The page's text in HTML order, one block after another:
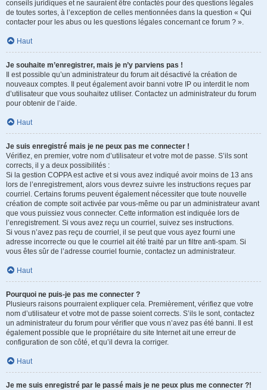
conseils juridiques et ne sauraient être contactés pour des questions légales
de toutes sortes, à l’exception de celles mentionnées dans la question « Qui
contacter pour les abus ou les questions légales concernant ce forum ? ».
Haut
Je souhaite m’enregistrer, mais je n’y parviens pas !
Il est possible qu’un administrateur du forum ait désactivé la création de
nouveaux comptes. Il peut également avoir banni votre IP ou interdit le nom
d’utilisateur que vous souhaitez utiliser. Contactez un administrateur du forum
pour obtenir de l’aide.
Haut
Je suis enregistré mais je ne peux pas me connecter !
Vérifiez, en premier, votre nom d’utilisateur et votre mot de passe. S’ils sont
corrects, il y a deux possibilités :
Si la gestion COPPA est active et si vous avez indiqué avoir moins de 13 ans
lors de l’enregistrement, alors vous devrez suivre les instructions reçues par
courriel. Certains forums peuvent également nécessiter que toute nouvelle
création de compte soit activée par vous-même ou par un administrateur avant
que vous puissiez vous connecter. Cette information est indiquée lors de
l’enregistrement. Si vous avez reçu un courriel, suivez ses instructions.
Si vous n’avez pas reçu de courriel, il se peut que vous ayez fourni une
adresse incorrecte ou que le courriel ait été traité par un filtre anti-spam. Si
vous êtes sûr de l’adresse courriel fournie, contactez un administrateur.
Haut
Pourquoi ne puis-je pas me connecter ?
Plusieurs raisons pourraient expliquer cela. Premièrement, vérifiez que votre
nom d’utilisateur et votre mot de passe soient corrects. S’ils le sont, contactez
un administrateur du forum pour vérifier que vous n’avez pas été banni. Il est
également possible que le propriétaire du site Internet ait une erreur de
configuration de son côté, et qu’il devra la corriger.
Haut
Je me suis enregistré par le passé mais je ne peux plus me connecter ?!